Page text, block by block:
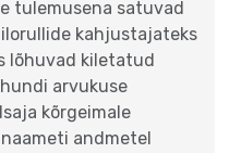
tulemusena satuvad
kahjustajateks
lõhuvad kiletatud
arvukuse
kõrgeimale
andmetel